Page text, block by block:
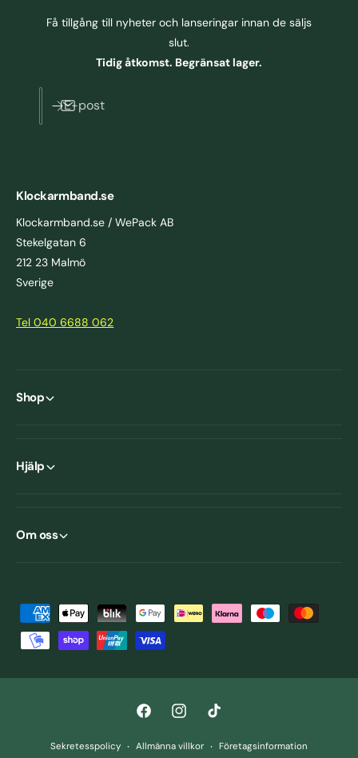
Få tillgång till nyheter och lanseringar innan de säljs
slut.
Tidig åtkomst. Begränsat lager.
E-post
Klockarmband.se
Klockarmband.se / WePack AB
Stekelgatan 6
212 23 Malmö
Sverige
Tel 040 6688 062
Shop
Hjälp
Om oss
e
a
Sekretesspolicy Allmänna villkor Företagsinformation
F
a
I
n
T